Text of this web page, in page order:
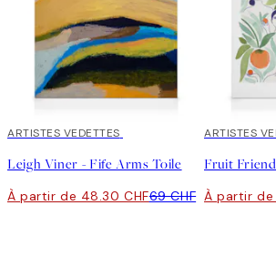
30%*
ARTISTES VEDETTES
Leigh Viner - Fife Arms Toile
À partir de 48.30 CHF69 CHF
30%*
ARTISTES
Fruit
À partir de